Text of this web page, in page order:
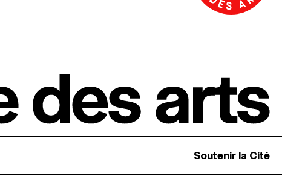
Soutenir la Cité